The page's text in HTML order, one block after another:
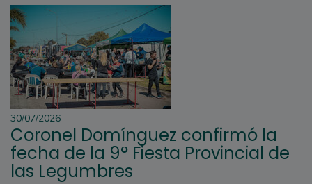
30/07/2026
Coronel Domínguez confirmó la
fecha de la 9° Fiesta Provincial de
las Legumbres